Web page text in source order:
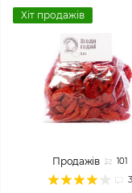
Хіт продажів
3
Продажів 101